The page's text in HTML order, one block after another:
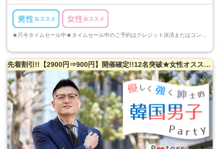
先着割引!!【2900円⇒900円】開催確定!!12名突破★女性オススメ♪【韓国男性×韓国人男性と出会いたい日本人女性】☆日韓交流☆超特出逢いの極みSP